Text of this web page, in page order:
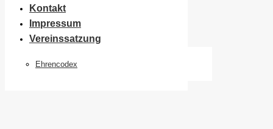
Kontakt
Impressum
Vereinssatzung
Ehrencodex